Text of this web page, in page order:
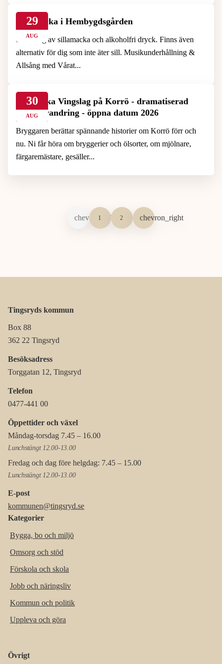
AUG
29
Sillamacka i Hembygdsgården
Servering av sillamacka och alkoholfri dryck. Finns även
alternativ för dig som inte äter sill. Musikunderhållning &
Allsång med Vårat...
AUG
30
Historiska Vingslag på Korrö - dramatiserad
guidad vandring - öppna datum 2026
Bryggaren berättar spännande historier om Korrö förr och
nu. Ni får höra om bryggerier och ölsorter, om mjölnare,
färgaremästare, gesäller...
1 2
Tingsryds kommun
Box 88
362 22 Tingsryd
Besöksadress
Torggatan 12, Tingsryd
Telefon
0477-441 00
Öppettider och växel
Måndag-torsdag 7.45 – 16.00
Lunchstängt 12.00-13.00
Fredag och dag före helgdag: 7.45 – 15.00
Lunchstängt 12.00-13.00
E-post
kommunen@tingsryd.se
Kategorier
Bygga, bo och miljö
Omsorg och stöd
Förskola och skola
Jobb och näringsliv
Kommun och politik
Uppleva och göra
Övrigt